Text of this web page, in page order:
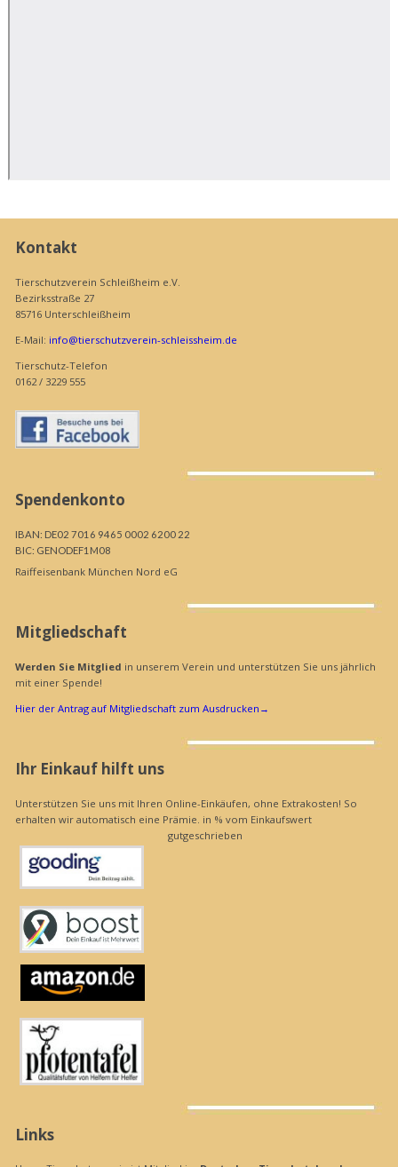
Kontakt
Tierschutzverein Schleißheim e.V.
Bezirksstraße 27
85716 Unterschleißheim
E-Mail: info@tierschutzverein-schleissheim.de
Tierschutz-Telefon
0162 / 3229 555
Spendenkonto
IBAN: DE02 7016 9465 0002 6200 22
BIC: GENODEF1M08
Raiffeisenbank München Nord eG
Mitgliedschaft
Werden Sie Mitglied in unserem Verein und unterstützen Sie uns jährlich
mit einer Spende!
Hier der Antrag auf Mitgliedschaft zum Ausdrucken →
Ihr Einkauf hilft uns
Unterstützen Sie uns mit Ihren Online-Einkäufen, ohne Extrakosten! So
erhalten wir automatisch eine Prämie. in % vom Einkaufswert
gutgeschrieben
Links